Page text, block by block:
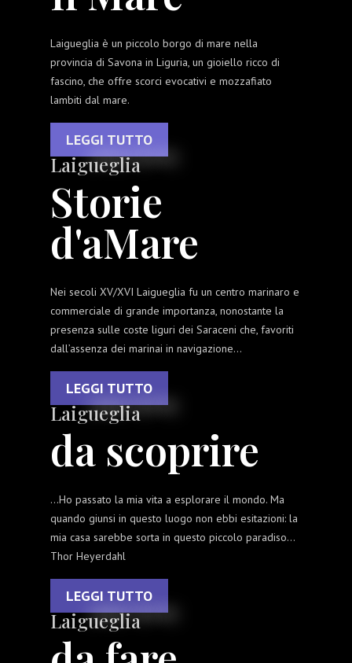
Laigueglia è un piccolo borgo di mare nella
provincia di Savona in Liguria, un gioiello ricco di
fascino, che offre scorci evocativi e mozzafiato
lambiti dal mare.
LEGGI TUTTO
Laigueglia
Storie
d'aMare
Nei secoli XV/XVI Laigueglia fu un centro marinaro e
commerciale di grande importanza, nonostante la
presenza sulle coste liguri dei Saraceni che, favoriti
dall’assenza dei marinai in navigazione...
LEGGI TUTTO
Laigueglia
da scoprire
…Ho passato la mia vita a esplorare il mondo. Ma
quando giunsi in questo luogo non ebbi esitazioni: la
mia casa sarebbe sorta in questo piccolo paradiso…
Thor Heyerdahl
LEGGI TUTTO
Laigueglia